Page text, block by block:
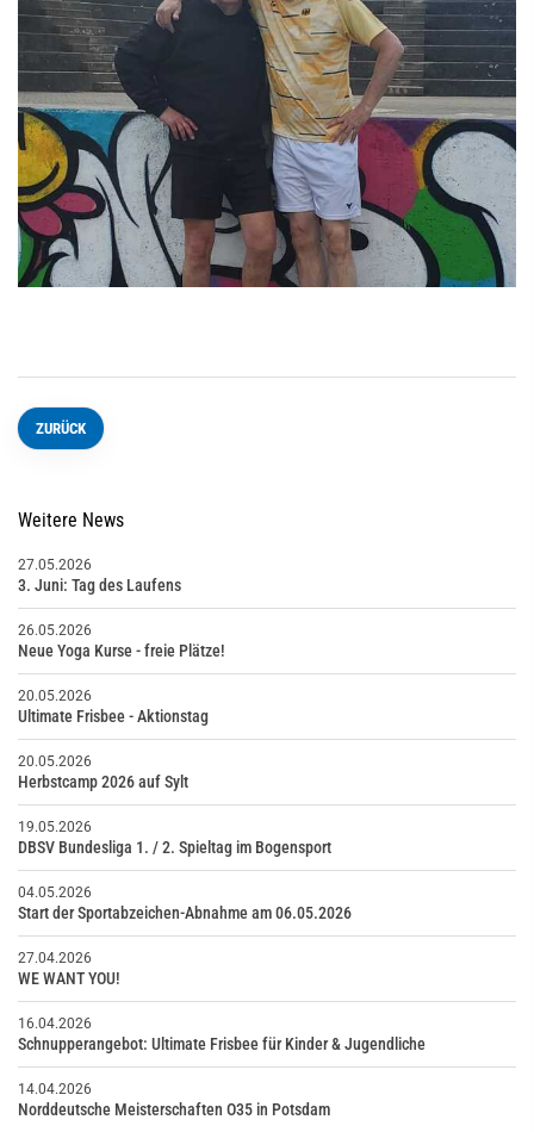
ZURÜCK
Weitere News
27.05.2026
3. Juni: Tag des Laufens
26.05.2026
Neue Yoga Kurse - freie Plätze!
20.05.2026
Ultimate Frisbee - Aktionstag
20.05.2026
Herbstcamp 2026 auf Sylt
19.05.2026
DBSV Bundesliga 1. / 2. Spieltag im Bogensport
04.05.2026
Start der Sportabzeichen-Abnahme am 06.05.2026
27.04.2026
WE WANT YOU!
16.04.2026
Schnupperangebot: Ultimate Frisbee für Kinder & Jugendliche
14.04.2026
Norddeutsche Meisterschaften O35 in Potsdam